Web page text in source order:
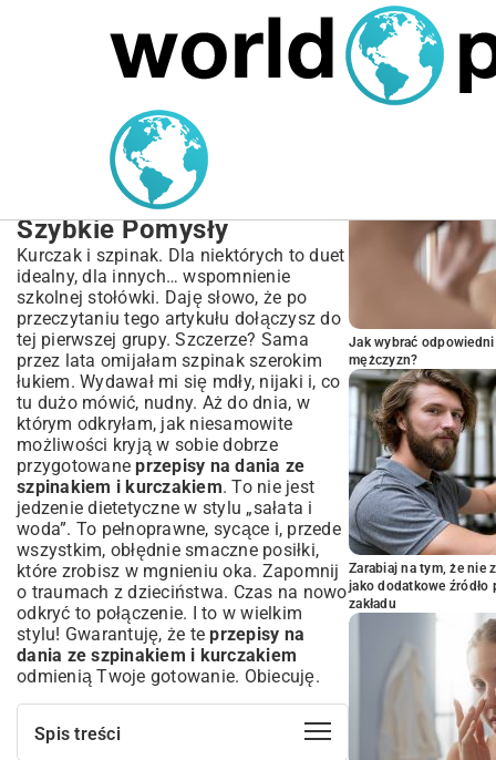
MARIUSZ ŁAMAGA 05.10.2025
Odkryj Najlepsze Przepisy
na Dania ze Szpinakiem i
Kurczakiem | Proste i
Szybkie Pomysły
Kurczak i szpinak. Dla niektórych to duet
idealny, dla innych… wspomnienie
szkolnej stołówki. Daję słowo, że po
przeczytaniu tego artykułu dołączysz do
tej pierwszej grupy. Szczerze? Sama
przez lata omijałam szpinak szerokim
łukiem. Wydawał mi się mdły, nijaki i, co
tu dużo mówić, nudny. Aż do dnia, w
którym odkryłam, jak niesamowite
możliwości kryją w sobie dobrze
przygotowaneprzepisy na dania ze
szpinakiem i kurczakiem. To nie jest
jedzenie dietetyczne w stylu „sałata i
woda”. To pełnoprawne, sycące i, przede
wszystkim, obłędnie smaczne posiłki,
które zrobisz w mgnieniu oka. Zapomnij
o traumach z dzieciństwa. Czas na nowo
odkryć to połączenie. I to w wielkim
stylu! Gwarantuję, że teprzepisy na
dania ze szpinakiem i kurczakiem
odmienią Twoje gotowanie. Obiecuję.
Spis treści
Jak wybrać
mężczyzn?
Zarabiaj na tym, że nie
jako dodatkowe
zakładu